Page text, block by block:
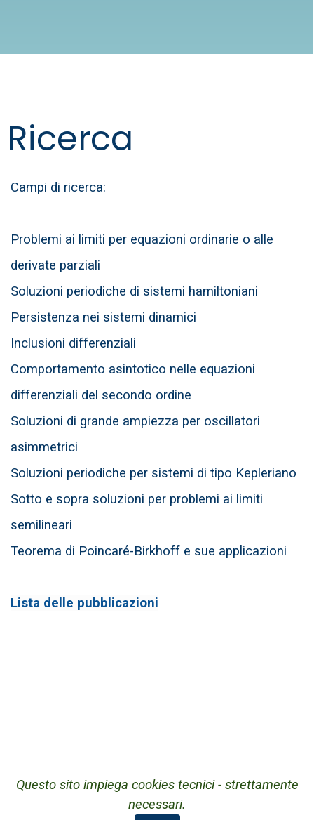
Ricerca
Campi di ricerca:
Problemi ai limiti per equazioni ordinarie o alle
derivate parziali
Soluzioni periodiche di sistemi hamiltoniani
Persistenza nei sistemi dinamici
Inclusioni differenziali
Comportamento asintotico nelle equazioni
differenziali del secondo ordine
Soluzioni di grande ampiezza per oscillatori
asimmetrici
Soluzioni periodiche per sistemi di tipo Kepleriano
Sotto e sopra soluzioni per problemi ai limiti
semilineari
Teorema di Poincaré-Birkhoff e sue applicazioni
Lista delle pubblicazioni
Questo sito impiega cookies tecnici - strettamente
necessari.